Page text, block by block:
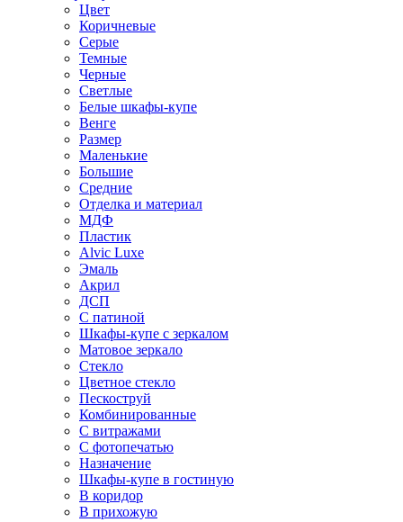
Цвет
Коричневые
Серые
Темные
Черные
Светлые
Белые шкафы-купе
Венге
Размер
Маленькие
Большие
Средние
Отделка и материал
МДФ
Пластик
Alvic Luxe
Эмаль
Акрил
ДСП
С патиной
Шкафы-купе с зеркалом
Матовое зеркало
Стекло
Цветное стекло
Пескоструй
Комбинированные
С витражами
С фотопечатью
Назначение
Шкафы-купе в гостиную
В коридор
В прихожую